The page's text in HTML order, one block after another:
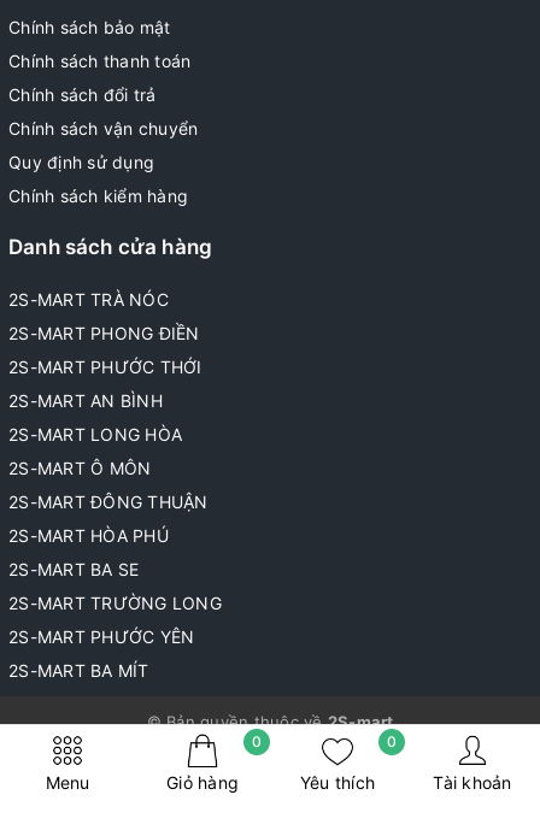
Menu Giỏ hàng
0
Yêu thích
0
Tài khoản
Chính sách bảo mật
Chính sách thanh toán
Chính sách đổi trả
Chính sách vận chuyển
Quy định sử dụng
Chính sách kiểm hàng
Danh sách cửa hàng
2S-MART TRÀ NÓC
2S-MART PHONG ĐIỀN
2S-MART PHƯỚC THỚI
2S-MART AN BÌNH
2S-MART LONG HÒA
2S-MART Ô MÔN
2S-MART ĐÔNG THUẬN
2S-MART HÒA PHÚ
2S-MART BA SE
2S-MART TRƯỜNG LONG
2S-MART PHƯỚC YÊN
2S-MART BA MÍT
© Bản quyền thuộc về2S-mart
Cung cấp bởi
Sapo